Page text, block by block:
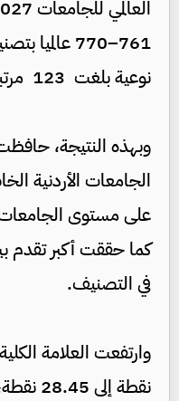
نوعية بلغت 123 مرتبة خلال عام واحد.
وبهذه النتيجة،
الجامعات الأردنية
على مستوى الجامعات
كما حققت أكبر تقدم
في التصنيف.
نقطة